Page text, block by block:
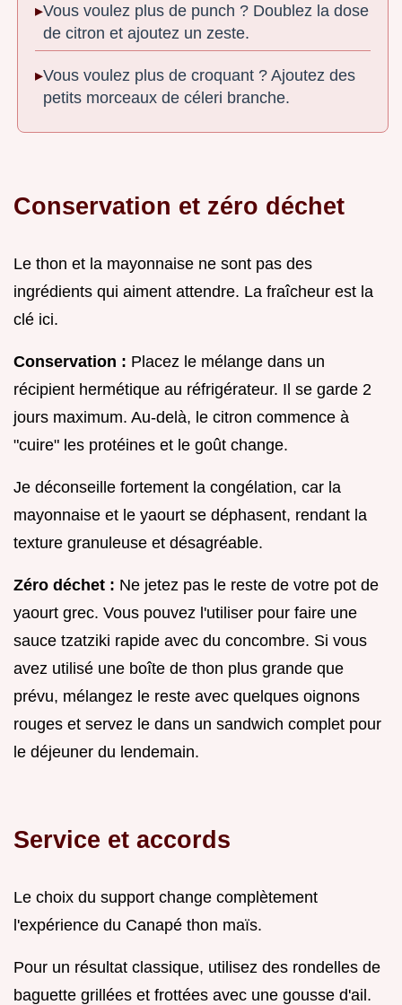
Vous voulez plus de punch ? Doublez la dose
de citron et ajoutez un zeste.
Vous voulez plus de croquant ? Ajoutez des
petits morceaux de céleri branche.
Conservation et zéro déchet
Le thon et la mayonnaise ne sont pas des
ingrédients qui aiment attendre. La fraîcheur est la
clé ici.
Conservation : Placez le mélange dans un
récipient hermétique au réfrigérateur. Il se garde 2
jours maximum. Au-delà, le citron commence à
"cuire" les protéines et le goût change.
Je déconseille fortement la congélation, car la
mayonnaise et le yaourt se déphasent, rendant la
texture granuleuse et désagréable.
Zéro déchet : Ne jetez pas le reste de votre pot de
yaourt grec. Vous pouvez l'utiliser pour faire une
sauce tzatziki rapide avec du concombre. Si vous
avez utilisé une boîte de thon plus grande que
prévu, mélangez le reste avec quelques oignons
rouges et servez le dans un sandwich complet pour
le déjeuner du lendemain.
Service et accords
Le choix du support change complètement
l'expérience du Canapé thon maïs.
Pour un résultat classique, utilisez des rondelles de
baguette grillées et frottées avec une gousse d'ail.